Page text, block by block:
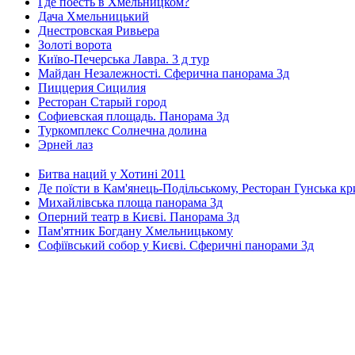
Дача Хмельницький
Днестровская Ривьера
Золоті ворота
Київо-Печерська Лавра. 3 д тур
Майдан Незалежності. Сферична панорама 3д
Пиццерия Сицилия
Ресторан Старый город
Софиевская площадь. Панорама 3д
Туркомплекс Солнечна долина
Эрней лаз
Битва наций у Хотині 2011
Де поїсти в Кам'янець-Подільському, Ресторан Гунська
Михайлівська площа панорама 3д
Оперний театр в Києві. Панорама 3д
Пам'ятник Богдану Хмельницькому
Софіївський собор у Києві. Сферичні панорами 3д